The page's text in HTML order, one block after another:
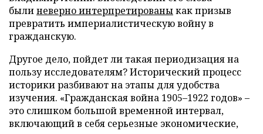
былиневерно интерпретированыкак призыв
превратить империалистическую войну в
гражданскую.
Другое дело, пойдет ли такая периодизация на
пользу исследователям? Исторический процесс
историки разбивают на этапы для удобства
изучения. «Гражданская война 1905–1922 годов» –
это слишком большой временной интервал,
включающий в себя серьезные экономические,